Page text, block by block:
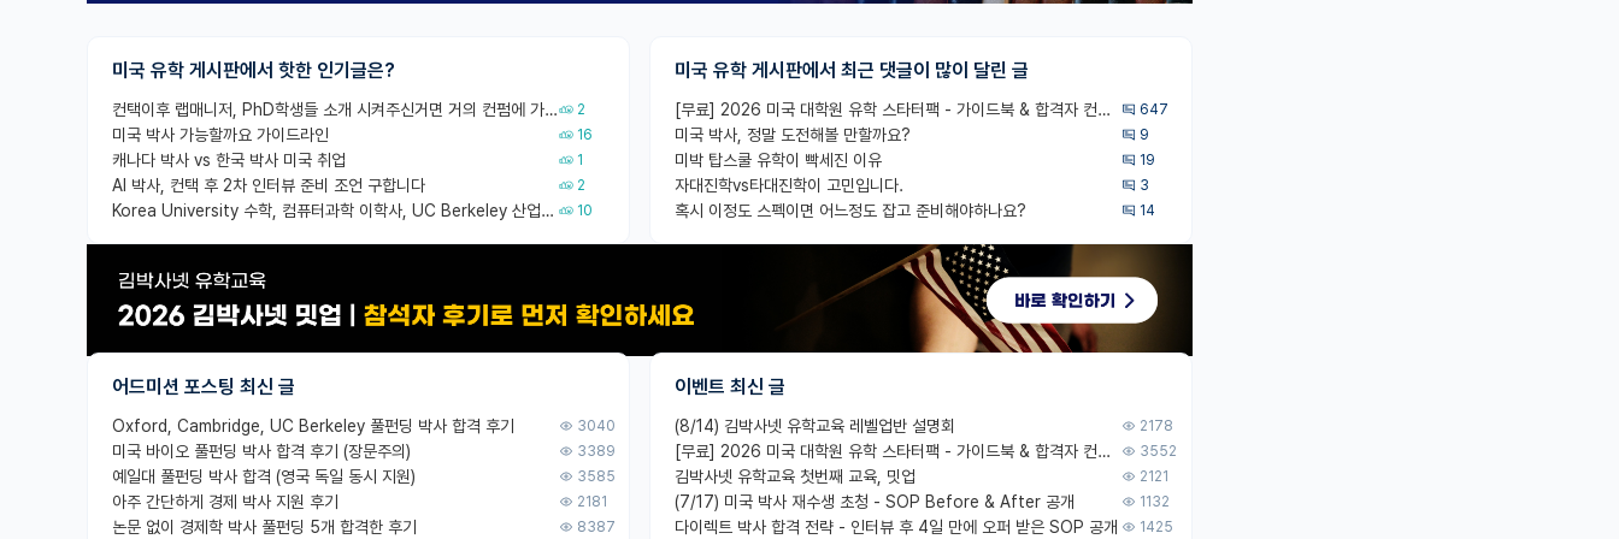
미국 유학 게시판에서 핫한 인기글은?
컨택이후 랩매니저, PhD학생들 소개 시켜주신거면 거의 컨펌에 가깝나요? 2
미국 박사 가능할까요 가이드라인 16
캐나다 박사 vs 한국 박사 미국 취업 1
AI 박사, 컨택 후 2차 인터뷰 준비 조언 구합니다 2
Korea University 수학, 컴퓨터과학 이학사, UC Berkeley 산업공학 대학원 공학박사가 되는 것은 쉽지 않겠죠? 10
미국 유학 게시판에서 최근 댓글이 많이 달린 글
[무료] 2026 미국 대학원 유학 스타터팩 - 가이드북 & 합격자 컨택메일 템플릿 647
미국 박사, 정말 도전해볼 만할까요? 9
미박 탑스쿨 유학이 빡세진 이유 19
자대진학vs타대진학이 고민입니다. 3
혹시 이정도 스펙이면 어느정도 잡고 준비해야하나요? 14
어드미션 포스팅 최신 글
Oxford, Cambridge, UC Berkeley 풀펀딩 박사 합격 후기 3040
미국 바이오 풀펀딩 박사 합격 후기 (장문주의) 3389
예일대 풀펀딩 박사 합격 (영국 독일 동시 지원) 3585
아주 간단하게 경제 박사 지원 후기 2181
논문 없이 경제학 박사 풀펀딩 5개 합격한 후기 8387
이벤트 최신 글
(8/14) 김박사넷 유학교육 레벨업반 설명회 2178
[무료] 2026 미국 대학원 유학 스타터팩 - 가이드북 & 합격자 컨택메일 템플릿 3552
김박사넷 유학교육 첫번째 교육, 밋업 2121
(7/17) 미국 박사 재수생 초청 - SOP Before & After 공개 1132
다이렉트 박사 합격 전략 - 인터뷰 후 4일 만에 오퍼 받은 SOP 공개 1425